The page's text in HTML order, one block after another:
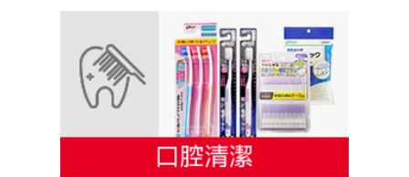
S-SELECT 身體清潔與保養